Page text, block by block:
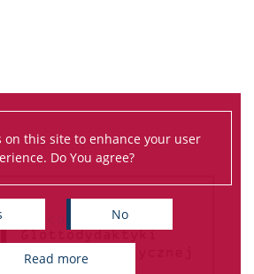
on this site to enhance your user
Do You agree?
No
read more